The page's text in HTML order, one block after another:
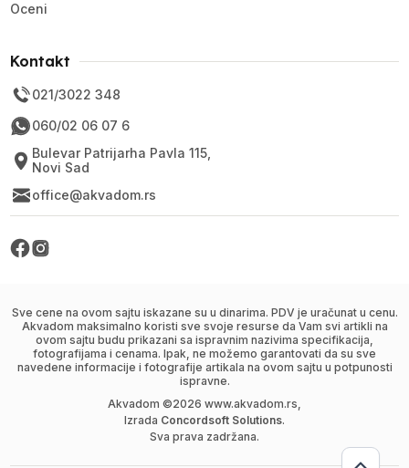
Oceni
Kontakt
021/3022 348
060/02 06 07 6
Bulevar Patrijarha Pavla 115,
Novi Sad
office@akvadom.rs
Sve cene na ovom sajtu iskazane su u dinarima. PDV je uračunat u cenu.
Akvadom maksimalno koristi sve svoje resurse da Vam svi artikli na
ovom sajtu budu prikazani sa ispravnim nazivima specifikacija,
fotografijama i cenama. Ipak, ne možemo garantovati da su sve
navedene informacije i fotografije artikala na ovom sajtu u potpunosti
ispravne.
Akvadom ©2026 www.akvadom.rs,
Izrada Concordsoft Solutions.
Sva prava zadržana.